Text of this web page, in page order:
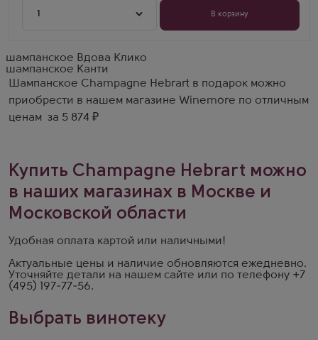
1
В корзину
шампанское Вдова Клико
шампанское Канти
Шампанское Champagne Hebrart в подарок можно
приобрести в нашем магазине Winemore по отличным
ценам за 5 874 ₽
Купить Champagne Hebrart можно
в наших магазинах в Москве и
Московской области
Удобная оплата картой или наличными!
Актуальные цены и наличие обновляются ежедневно.
Уточняйте детали на нашем сайте или по телефону +7
(495) 197-77-56.
Выбрать винотеку